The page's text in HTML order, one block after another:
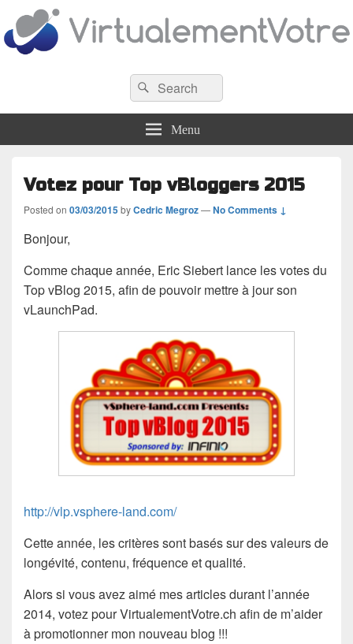
VirtualementVotre
Blog francophone sur la virtualisation
Search
for:
Search
Menu
Votez pour Top vBloggers 2015
Posted on 03/03/2015byCedric Megroz—No Comments ↓
Bonjour,
Comme chaque année, Eric Siebert lance les votes du
Top vBlog 2015, afin de pouvoir mettre à jour son
vLaunchPad.
http://vlp.vsphere-land.com/
Cette année, les critères sont basés sur des valeurs de
longévité, contenu, fréquence et qualité.
Alors si vous avez aimé mes articles durant l’année
2014, votez pour VirtualementVotre.ch afin de m’aider
à promotionner mon nouveau blog !!!